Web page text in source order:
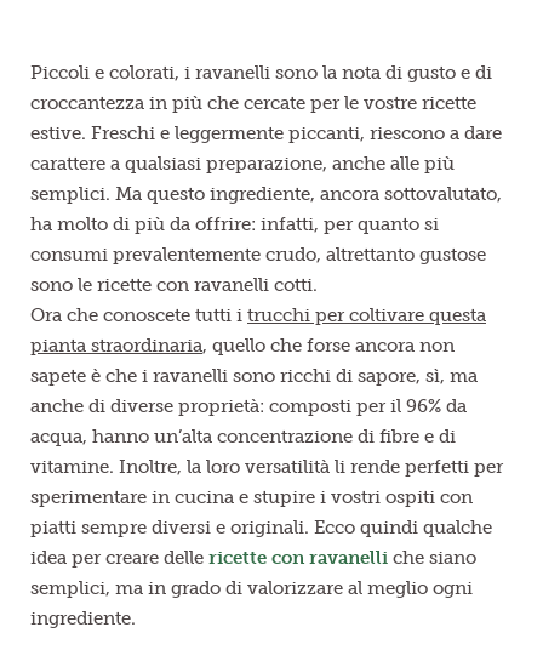
Piccoli e colorati, i ravanelli sono la nota di gusto e di
croccantezza in più che cercate per le vostre ricette
estive. Freschi e leggermente piccanti, riescono a dare
carattere a qualsiasi preparazione, anche alle più
semplici. Ma questo ingrediente, ancora sottovalutato,
ha molto di più da offrire: infatti, per quanto si
consumi prevalentemente crudo, altrettanto gustose
sono le ricette con ravanelli cotti.
Ora che conoscete tutti i trucchi per coltivare questa
pianta straordinaria, quello che forse ancora non
sapete è che i ravanelli sono ricchi di sapore, sì, ma
anche di diverse proprietà: composti per il 96% da
acqua, hanno un’alta concentrazione di fibre e di
vitamine. Inoltre, la loro versatilità li rende perfetti per
sperimentare in cucina e stupire i vostri ospiti con
piatti sempre diversi e originali. Ecco quindi qualche
idea per creare delle ricette con ravanelli che siano
semplici, ma in grado di valorizzare al meglio ogni
ingrediente.